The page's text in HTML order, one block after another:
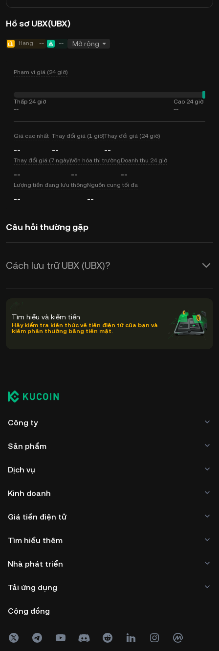
Hồ sơ UBX(UBX)
Hạng -- -- Mở rộng
Phạm vi giá (24 giờ)
Thấp 24 giờ
--
Cao 24 giờ
--
Giá cao nhất
--
Thay đổi giá (1 giờ)
--
Thay đổi giá (24 giờ)
--
Thay đổi giá (7 ngày)
--
Vốn hóa thị trường
--
Doanh thu 24 giờ
--
Lượng tiền đang lưu thông
--
Nguồn cung tối đa
--
Câu hỏi thường gặp
Cách lưu trữ UBX (UBX)?
Tìm hiểu và kiếm tiền
Hãy kiểm tra kiến thức về tiền điện tử của bạn và
kiếm phần thưởng bằng tiền mặt.
Công ty
Sản phẩm
Dịch vụ
Kinh doanh
Giá tiền điện tử
Tìm hiểu thêm
Nhà phát triển
Tải ứng dụng
Cộng đồng